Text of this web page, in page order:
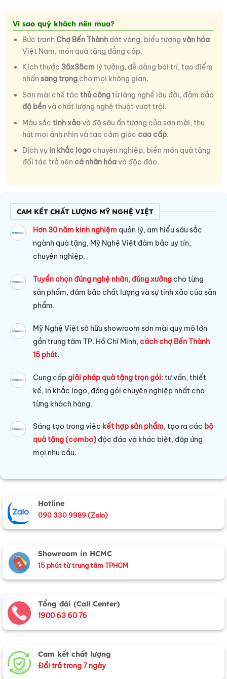
Vì sao quý khách nên mua?
Bức tranhChợ Bến Thànhdát vàng, biểu tượng văn hóa
Việt Nam, món quà tặng đẳng cấp.
Kích thước 35x35cm lý tưởng, dễ dàng bài trí, tạo điểm
nhấn sang trọngcho mọi không gian.
Sơn mài chế tác thủ côngtừ làng nghề lâu đời, đảm bảo
độ bềnvà chất lượng nghệ thuật vượt trội.
Màu sắc tinh xảovà độ sâu ấn tượng của sơn mài, thu
hút mọi ánh nhìn và tạo cảm giác cao cấp.
Dịch vụ in khắc logochuyên nghiệp, biến món quà tặng
đối tác trở nên cá nhân hóavà độc đáo.
CAM KẾT CHẤT LƯỢNG MỸ NGHỆ VIỆT
Hơn 30 năm kinh nghiệm quản lý, am hiểu sâu sắc
ngành quà tặng, Mỹ Nghệ Việt đảm bảo uy tín,
chuyên nghiệp.
Tuyển chọn đúng nghệ nhân, đúng xưởng cho từng
sản phẩm, đảm bảo chất lượng và sự tinh xảo của sản
phẩm.
Mỹ Nghệ Việt sở hữu showroom sơn mài quy mô lớn
gần trung tâm TP. Hồ Chí Minh,cách chợ Bến Thành
15 phút.
Cung cấpgiải pháp quà tặng trọn gói: tư vấn, thiết
kế, in khắc logo, đóng gói chuyên nghiệp nhất cho
từng khách hàng.
Sáng tạo trong việc kết hợp sản phẩm, tạo ra các bộ
quà tặng (combo) độc đáo và khác biệt, đáp ứng
mọi nhu cầu.
Hotline
090 330 9989 (Zalo)
Showroom in HCMC
15 phút từ trung tâm TPHCM
Tổng đài (Call Center)
1900 63 60 76
Cam kết chất lượng
Đổi trả trong 7 ngày